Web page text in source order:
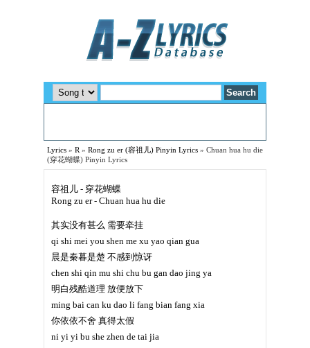
Lyrics » R » Rong zu er (容祖儿) Pinyin Lyrics » Chuan hua hu die
(穿花蝴蝶) Pinyin Lyrics
容祖儿 - 穿花蝴蝶
Rong zu er - Chuan hua hu die
其实没有甚么 需要牵挂
qi shi mei you shen me xu yao qian gua
晨是秦暮是楚 不感到惊讶
chen shi qin mu shi chu bu gan dao jing ya
明白残酷道理 放便放下
ming bai can ku dao li fang bian fang xia
你依依不舍 真得太假
ni yi yi bu she zhen de tai jia